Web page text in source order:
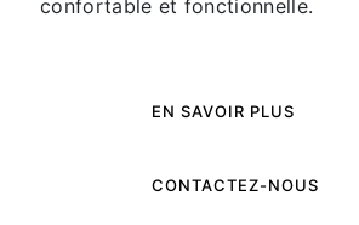
confortable et fonctionnelle.
EN SAVOIR PLUS
CONTACTEZ-NOUS